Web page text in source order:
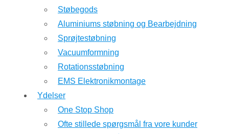
Støbegods
Aluminiums støbning og Bearbejdning
Sprøjtestøbning
Vacuumformning
Rotationsstøbning
EMS Elektronikmontage
Ydelser
One Stop Shop
Ofte stillede spørgsmål fra vore kunder